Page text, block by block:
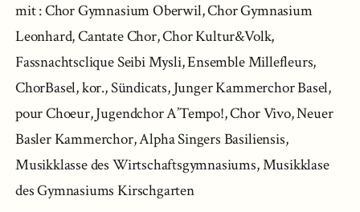
mit : Chor Gymnasium Oberwil, Chor Gymnasium
Leonhard, Cantate Chor, Chor Kultur&Volk,
Fassnachtsclique Seibi Mysli, Ensemble Millefleurs,
ChorBasel, kor., Sündicats, Junger Kammerchor Basel,
pour Choeur, Jugendchor A’Tempo!, Chor Vivo, Neuer
Basler Kammerchor, Alpha Singers Basiliensis,
Musikklasse des Wirtschaftsgymnasiums, Musikklase
des Gymnasiums Kirschgarten